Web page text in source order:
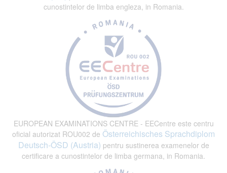
cunostintelor de limba engleza, in Romania.
EUROPEAN EXAMINATIONS CENTRE - EECentre este centru
oficial autorizat ROU002 de Österreichisches Sprachdiplom
Deutsch-ÖSD (Austria) pentru sustinerea examenelor de
certificare a cunostintelor de limba germana, in Romania.